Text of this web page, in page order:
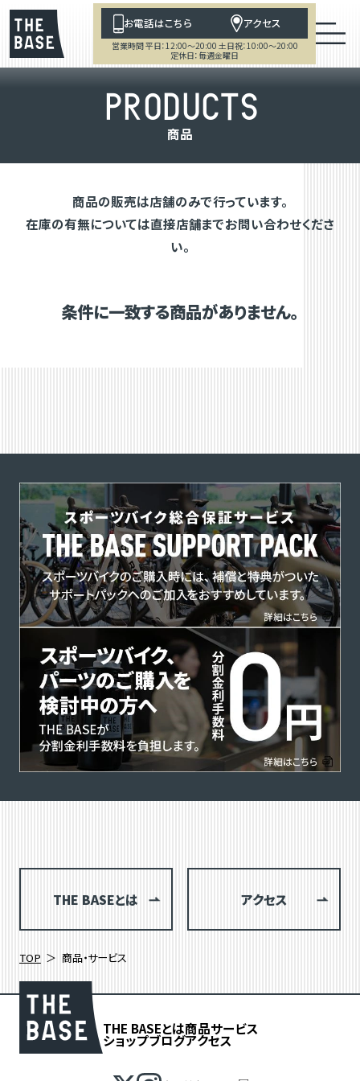
お電話はこちら アクセス
営業時間 平日：12:00～20:00 土日祝：10:00～20:00
定休日：毎週金曜日
PRODUCTS
商品
商品の販売は店舗のみで行っています。
在庫の有無については直接店舗までお問い合わせくださ
い。
条件に一致する商品がありません。
THE BASEとは アクセス
TOP 商品・サービス
THE BASEとは商品サービス
ショップブログアクセス